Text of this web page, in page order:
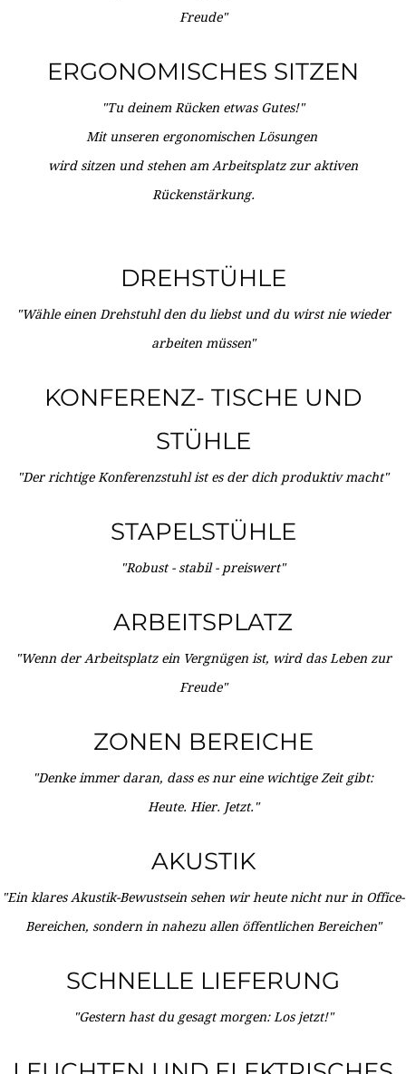
Freude"
ERGONOMISCHES SITZEN
"Tu deinem Rücken etwas Gutes!"
Mit unseren ergonomischen Lösungen
wird sitzen und stehen am Arbeitsplatz zur aktiven
Rückenstärkung.
DREHSTÜHLE
"Wähle einen Drehstuhl den du liebst und du wirst nie wieder
arbeiten müssen"
KONFERENZ- TISCHE UND
STÜHLE
"Der richtige Konferenzstuhl ist es der dich produktiv macht"
STAPELSTÜHLE
"Robust - stabil - preiswert"
ARBEITSPLATZ
"Wenn der Arbeitsplatz ein Vergnügen ist, wird das Leben zur
Freude"
ZONEN BEREICHE
"Denke immer daran, dass es nur eine wichtige Zeit gibt:
Heute. Hier. Jetzt."
AKUSTIK
"Ein klares Akustik-Bewustsein sehen wir heute nicht nur in Office-
Bereichen, sondern in nahezu allen öffentlichen Bereichen"
SCHNELLE LIEFERUNG
"Gestern hast du gesagt morgen: Los jetzt!"